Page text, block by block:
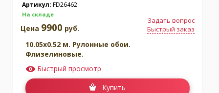
Артикул: FD26462
На складе
Задать вопрос
Быстрый заказ
Цена 9900 руб.
10.05x0.52 м. Рулонные обои.
Флизелиновые.
Быстрый просмотр
Купить